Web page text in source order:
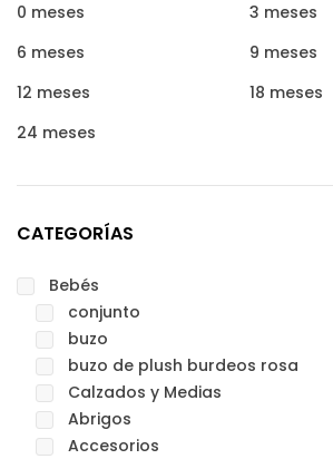
0 meses
3 meses
6 meses
9 meses
12 meses
18 meses
24 meses
CATEGORÍAS
Bebés
conjunto
buzo
buzo de plush burdeos rosa
Calzados y Medias
Abrigos
Accesorios